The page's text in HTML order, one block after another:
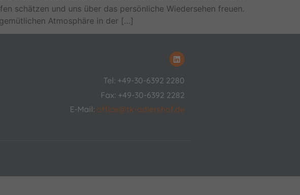
schätzen und uns über das persönliche Wiedersehen freuen.
Atmosphäre in der […]
Tel: +49-30-6392 2280
Fax: +49-30-6392 2282
E-Mail: office@tk-adlershof.de